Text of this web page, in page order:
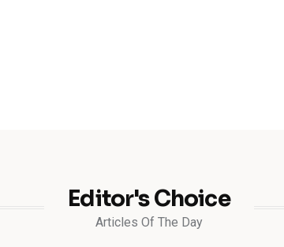
Editor's Choice
Articles Of The Day